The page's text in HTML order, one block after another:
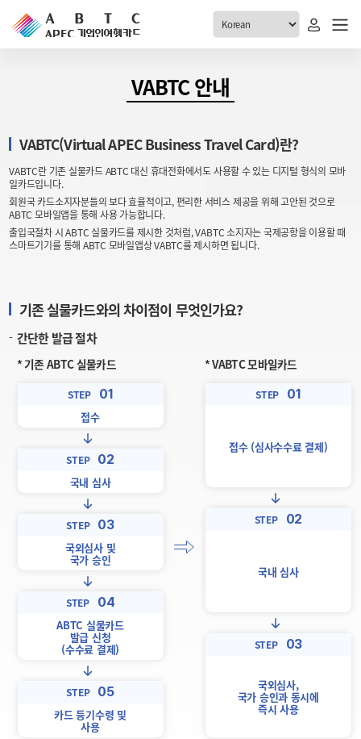
ABTC 전체메뉴
ABTC 제도 소개
VABTC 안내
발급 자격요건
신규발급 안내
재발급 안내
신청
취소
신청진행 현황
소지자 현황
공지사항
VABTC 안내
VABTC(Virtual APEC Business Travel Card)란?
VABTC란 기존 실물카드 ABTC 대신 휴대전화에서도 사용할 수 있는 디지털 형식의 모바
일카드입니다.
회원국 카드소지자분들의 보다 효율적이고, 편리한 서비스 제공을 위해 고안된 것으로
ABTC 모바일앱을 통해 사용 가능합니다.
출입국절차 시 ABTC 실물카드를 제시한 것처럼, VABTC 소지자는 국제공항을 이용할 때
스마트기기를 통해 ABTC 모바일앱상 VABTC를 제시하면 됩니다.
기존 실물카드와의 차이점이 무엇인가요?
간단한 발급 절차
* 기존 ABTC 실물카드
STEP
01
접수
STEP 02
국내 심사
STEP 03
국외심사 및
국가 승인
STEP
04
ABTC 실물카드
발급 신청
(수수료 결제)
STEP 05
카드 등기수령 및
사용
* VABTC 모바일카드
STEP 01
접수 (심사수수료 결제)
STEP 02
국내 심사
STEP 03
국외심사,
국가 승인과 동시에
즉시 사용